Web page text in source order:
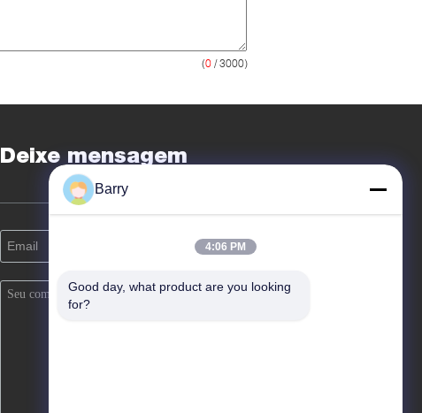
(0 / 3000)
Deixe mensagem
Barry
4:06 PM
Good day, what product are you looking
for?